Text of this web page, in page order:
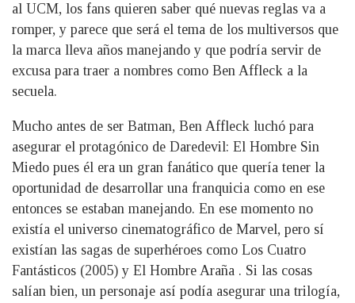
al UCM, los fans quieren saber qué nuevas reglas va a
romper, y parece que será el tema de los multiversos que
la marca lleva años manejando y que podría servir de
excusa para traer a nombres como Ben Affleck a la
secuela.
Mucho antes de ser Batman, Ben Affleck luchó para
asegurar el protagónico de Daredevil: El Hombre Sin
Miedo pues él era un gran fanático que quería tener la
oportunidad de desarrollar una franquicia como en ese
entonces se estaban manejando. En ese momento no
existía el universo cinematográfico de Marvel, pero sí
existían las sagas de superhéroes como Los Cuatro
Fantásticos (2005) y El Hombre Araña . Si las cosas
salían bien, un personaje así podía asegurar una trilogía,